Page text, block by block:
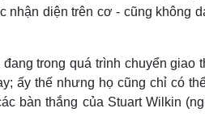
nhận diện trên cơ - cũng không
trong quá trình chuyển
ấy thế nhưng họ cũng chỉ có
bàn thắng của Stuart Wilkin